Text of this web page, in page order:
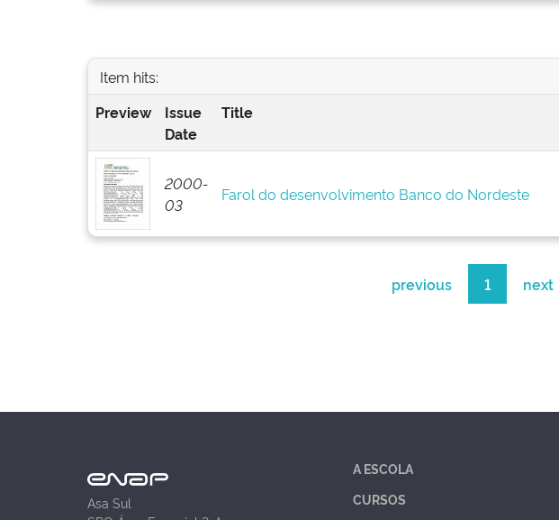
Item hits:
Preview
Issue
Date
Title
2000-
03
Farol do desenvolvimento Banco do Nordeste
previous 1 next
Asa Sul
A ESCOLA
CURSOS